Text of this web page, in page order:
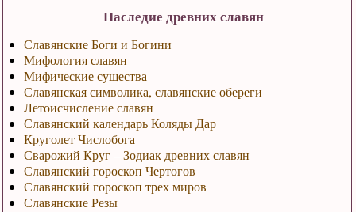
Наследие древних славян
Славянские Боги и Богини
Мифология славян
Мифические существа
Славянская символика, славянские обереги
Летоисчисление славян
Славянский календарь Коляды Дар
Круголет Числобога
Сварожий Круг – Зодиак древних славян
Славянский гороскоп Чертогов
Славянский гороскоп трех миров
Славянские Резы